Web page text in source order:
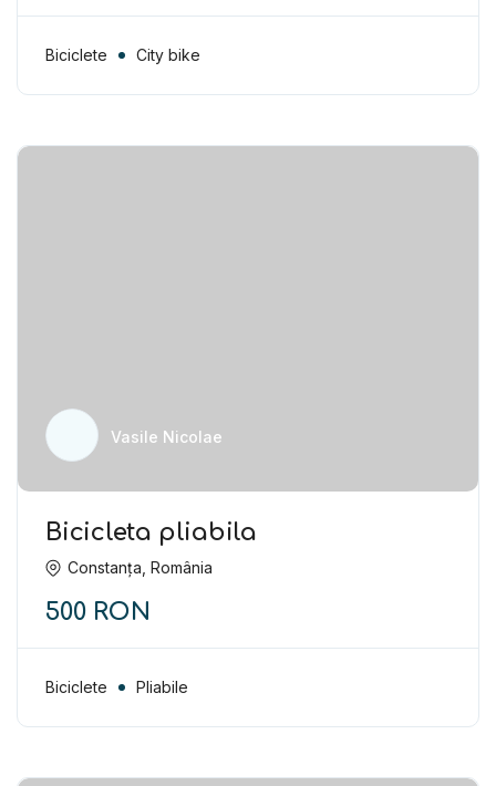
Biciclete City bike
Vasile Nicolae
Bicicleta pliabila
Constanța, România
500 RON
Biciclete Pliabile